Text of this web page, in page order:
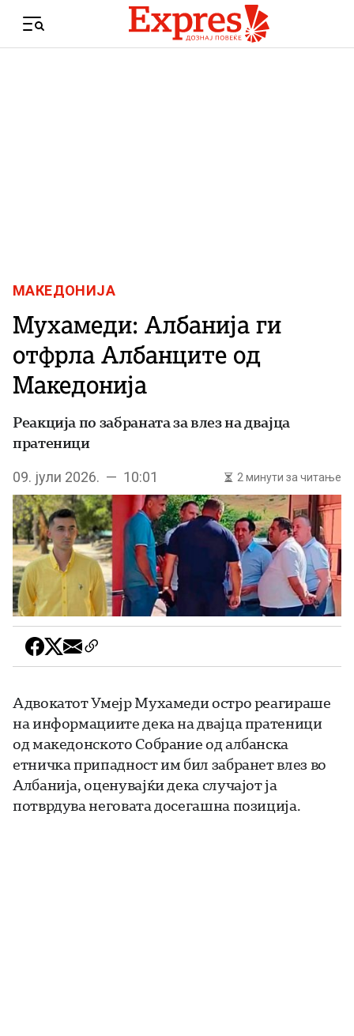
Menu
МАКЕДОНИЈА
Мухамеди: Албанија ги
отфрла Албанците од
Македонија
Реакција по забраната за влез на двајца
пратеници
09. јули 2026. — 10:01 2 минути за читање
Адвокатот Умејр Мухамеди остро реагираше
на информациите дека на двајца пратеници
од македонското Собрание од албанска
етничка припадност им бил забранет влез во
Албанија, оценувајќи дека случајот ја
потврдува неговата досегашна позиција.